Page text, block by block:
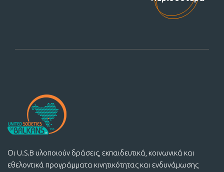
Οι U.S.B υλοποιούν δράσεις, εκπαιδευτικά, κοινωνικά και
εθελοντικά προγράμματα κινητικότητας και ενδυνάμωσης